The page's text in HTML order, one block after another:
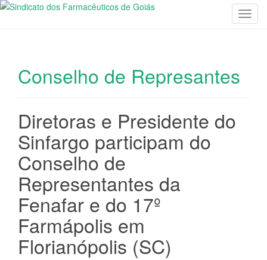
T
Conselho de Represantes
Diretoras e Presidente do
Sinfargo participam do
Conselho de
Representantes da
Fenafar e do 17º
Farmápolis em
Florianópolis (SC)